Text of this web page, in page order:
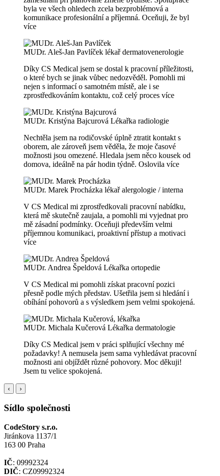
byla ve všech ohledech zcela bezproblémová a
komunikace profesionální a příjemná. Oceňuji, že byl
více
MUDr. Aleš-Jan Pavlíček lékař dermatovenerologie
Díky CS Medical jsem se dostal k pracovní příležitosti,
o které bych se jinak vůbec nedozvěděl. Pomohli mi
nejen s informací o samotném místě, ale i se
zprostředkováním kontaktu, což celý proces více
MUDr. Kristýna Bajcurová Lékařka radiologie
Nechtěla jsem na rodičovské úplně ztratit kontakt s
oborem, ale zároveň jsem věděla, že moje časové
možnosti jsou omezené. Hledala jsem něco kousek od
domova, ideálně na pár hodin týdně. Oslovila více
MUDr. Marek Procházka lékař alergologie / interna
V CS Medical mi zprostředkovali pracovní nabídku,
která mě skutečně zaujala, a pomohli mi vyjednat pro
mě zásadní podmínky. Oceňuji především velmi
příjemnou komunikaci, proaktivní přístup a motivaci
více
MUDr. Andrea Špeldová Lékařka ortopedie
V CS Medical mi pomohli získat pracovní pozici
přesně podle mých představ. Ušetřila jsem si hledání i
obíhání pohovorů a s výsledkem jsem velmi spokojená.
MUDr. Michala Kučerová Lékařka dermatologie
Díky CS Medical jsem v práci splňující všechny mé
požadavky! A nemusela jsem sama vyhledávat pracovní
možnosti ani objíždět různé pohovory. Moc děkuji!
Jsem tu velice spokojená.
‹ ›
Sídlo společnosti
CodeStory s.r.o.
Jiránkova 1137/1
163 00 Praha
IČ: 09992324
DIČ: CZ09992324